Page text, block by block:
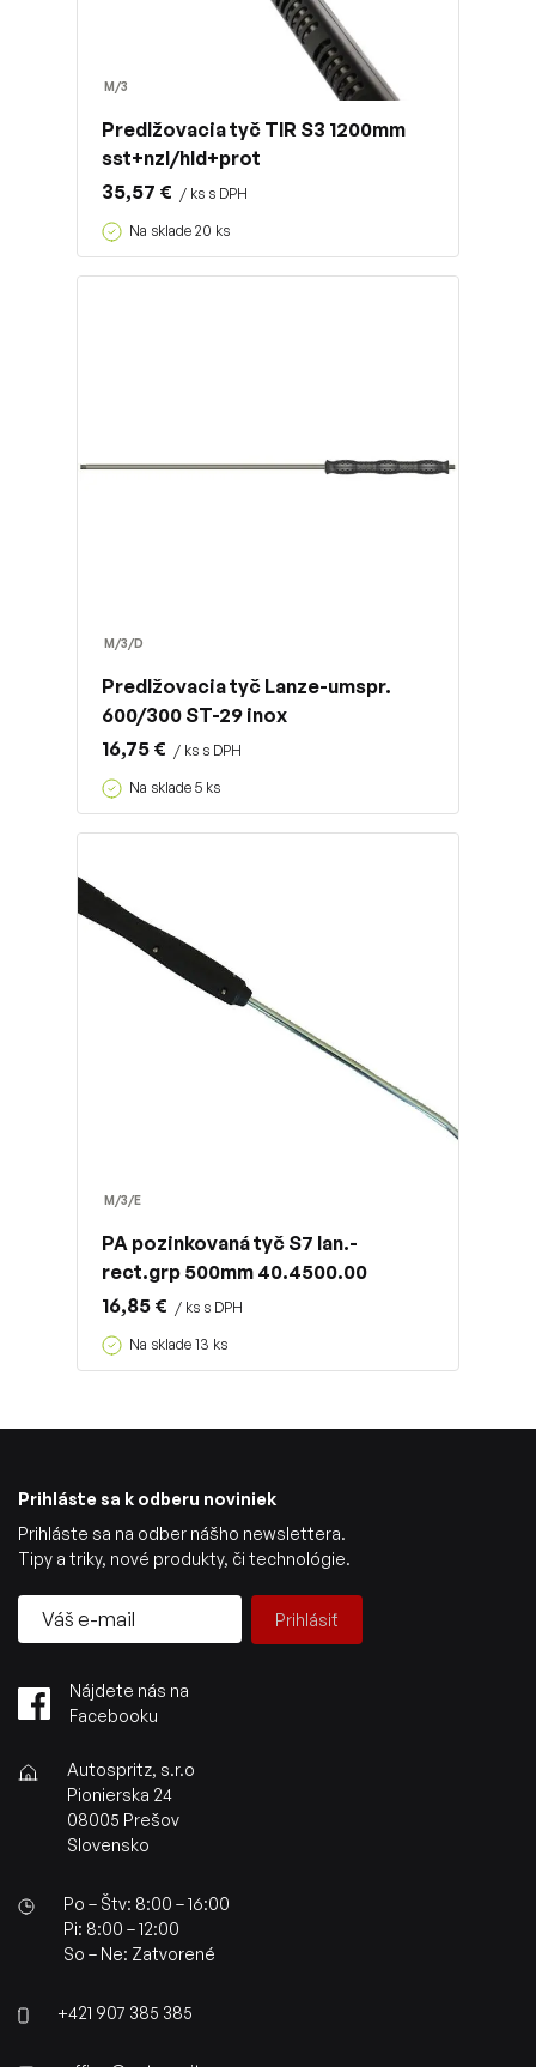
M/3
Predlžovacia tyč TIR S3 1200mm
sst+nzl/hld+prot
35,57 € / ks s DPH
Na sklade 20 ks
M/3/D
Predlžovacia tyč Lanze-umspr.
600/300 ST-29 inox
16,75 € / ks s DPH
Na sklade 5 ks
M/3/E
PA pozinkovaná tyč S7 lan.-
rect.grp 500mm 40.4500.00
16,85 € / ks s DPH
Na sklade 13 ks
Prihláste sa k odberu noviniek
Prihláste sa na odber nášho newslettera.
Tipy a triky, nové produkty, či technológie.
Prihlásiť
Nájdete nás na
Facebooku
Autospritz, s.r.o
Pionierska 24
08005 Prešov
Slovensko
Po – Štv: 8:00 – 16:00
Pi: 8:00 – 12:00
So – Ne: Zatvorené
+421 907 385 385